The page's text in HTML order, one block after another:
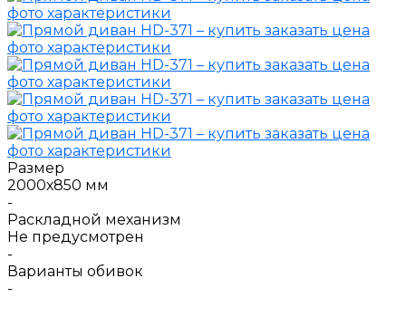
Размер
2000х850 мм
-
Раскладной механизм
Не предусмотрен
-
Варианты обивок
-